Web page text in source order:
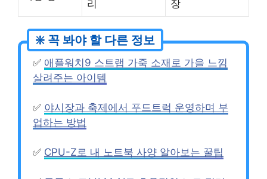
리
장
✅ 애플워치9 스트랩 가죽 소재로 가을 느낌
살려주는 아이템
✅ 야시장과 축제에서 푸드트럭 운영하며 부
업하는 방법
✅ CPU-Z로 내 노트북 사양 알아보는 꿀팁